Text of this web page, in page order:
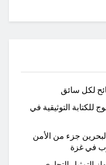
لكل سائق
التوثيقية في
جزء من الأمن
في غزة